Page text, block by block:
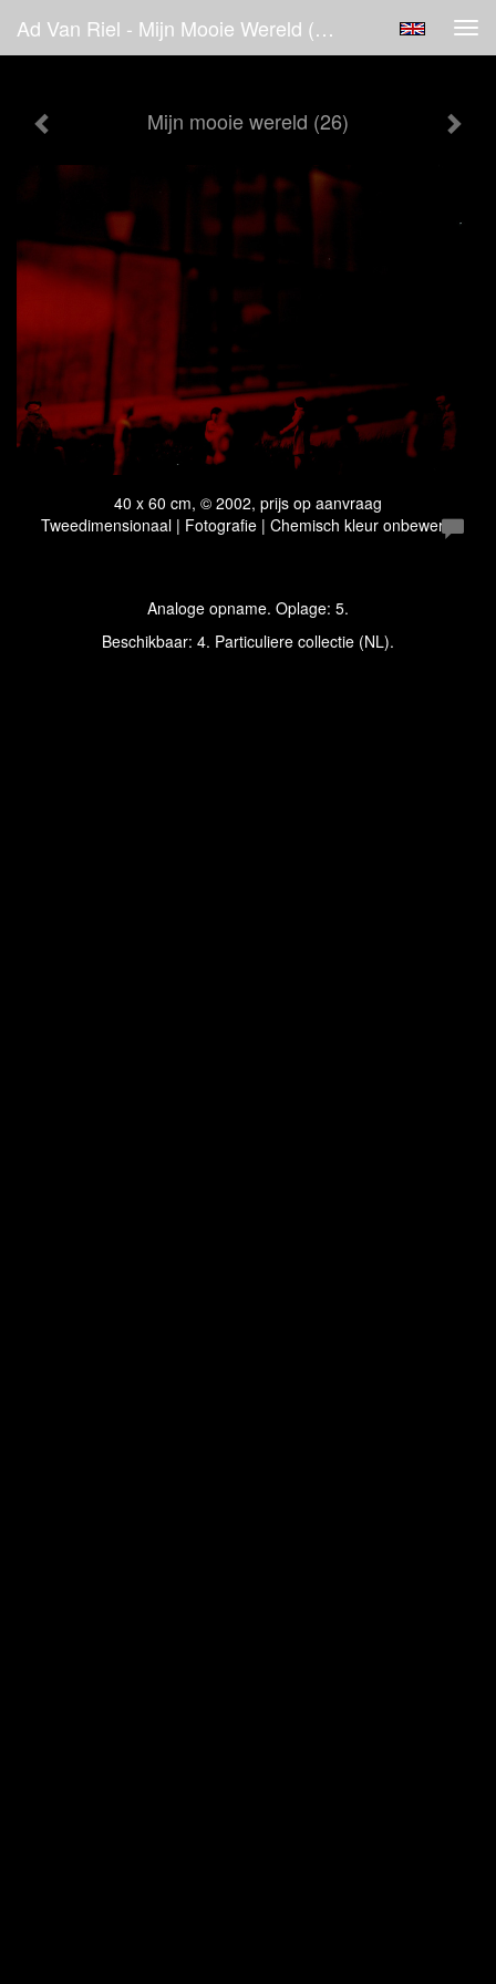
Ad Van Riel - Mijn Mooie Wereld (26)
Mijn mooie wereld (26)
40 x 60 cm, © 2002, prijs op aanvraag
Tweedimensionaal | Fotografie | Chemisch kleur onbewerkt
Analoge opname. Oplage: 5.
Beschikbaar: 4. Particuliere collectie (NL).